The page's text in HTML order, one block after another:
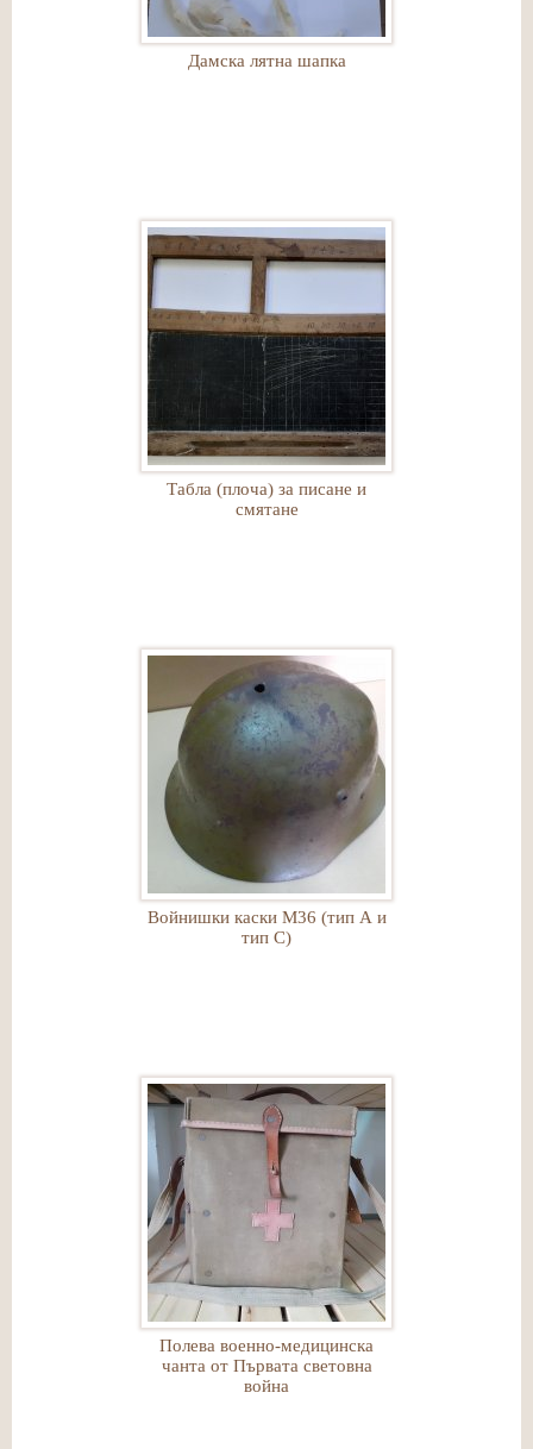
Дамска лятна шапка
Табла (плоча) за писане и
смятане
Войнишки каски М36 (тип А и
тип С)
Полева военно-медицинска
чанта от Първата световна
война